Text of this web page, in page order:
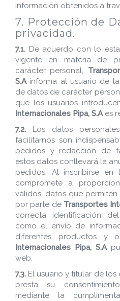
información obtenidos a
7. Protección de
privacidad.
7.1. De acuerdo con lo
vigente en materia de
carácter personal,
S.Ainforma al usuario de
de datos de carácter
que los usuarios
Internacionales Pipa, S.Aes
7.2. Los datos
facilitarnos son
pedidos y redacción de
estos datos conllevará la
pedidos. Al inscribirse
compromete a
válidos, datos que
por parte de Transportes
correcta identificación
como el envío de
diferentes productos y
Internacionales Pipa, S.A
web.
7.3. El usuario y titular de
presta su
mediante la